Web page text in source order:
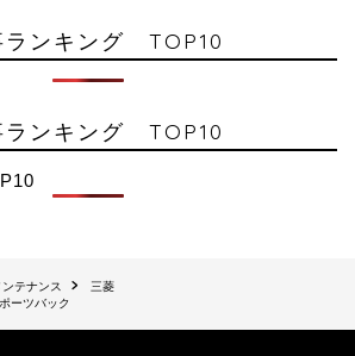
ランキング TOP10
ランキング TOP10
ンテナンス
三菱
ーツバック